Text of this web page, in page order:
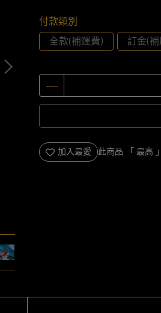
付款類別
全款(補運費)
訂金(
加入最愛 此商品 「 最高